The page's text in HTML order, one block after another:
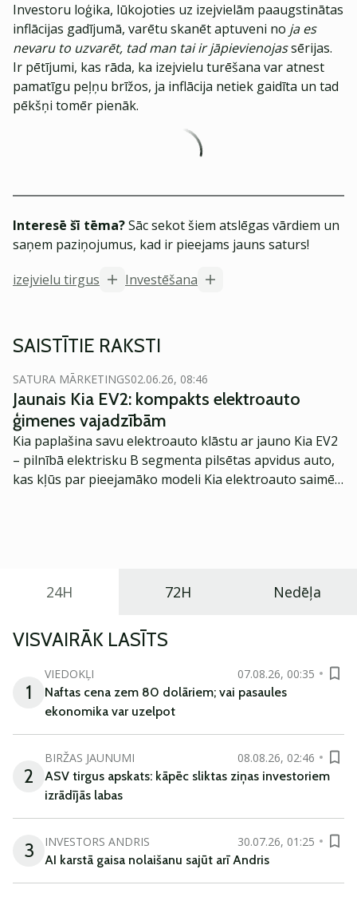
Investoru loģika, lūkojoties uz izejvielām paaugstinātas
inflācijas gadījumā, varētu skanēt aptuveni no ja es
nevaru to uzvarēt, tad man tai ir jāpievienojassērijas.
Ir pētījumi, kas rāda, ka izejvielu turēšana var atnest
pamatīgu peļņu brīžos, ja inflācija netiek gaidīta un tad
pēkšņi tomēr pienāk.
Interesē šī tēma?Sāc sekot šiem atslēgas vārdiem un
saņem paziņojumus, kad ir pieejams jauns saturs!
izejvielu tirgus
Investēšana
SAISTĪTIE RAKSTI
SATURA MĀRKETINGS02.06.26, 08:46
Jaunais Kia EV2: kompakts elektroauto
ģimenes vajadzībām
Kia paplašina savu elektroauto klāstu ar jauno Kia EV2
– pilnībā elektrisku B segmenta pilsētas apvidus auto,
kas kļūs par pieejamāko modeli Kia elektroauto saimē
24H 72H Nedēļa
VISVAIRĀK LASĪTS
1
VIEDOKĻI
07.08.26, 00:35
Naftas cena zem 80 dolāriem; vai pasaules
ekonomika var uzelpot
2
BIRŽAS JAUNUMI
08.08.26, 02:46
ASV tirgus apskats: kāpēc sliktas ziņas investoriem
izrādījās labas
3 INVESTORS ANDRIS
30.07.26, 01:25
AI karstā gaisa nolaišanu sajūt arī Andris